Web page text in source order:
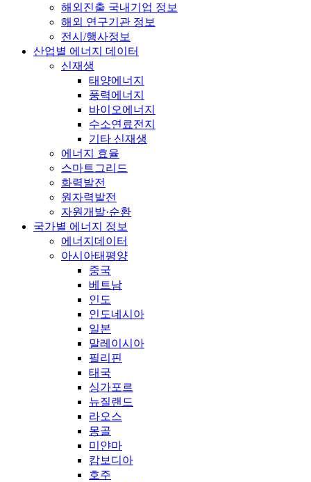
해외진출 국내기업 정보
해외 연구기관 정보
전시/행사정보
산업별 에너지 데이터
신재생
태양에너지
풍력에너지
바이오에너지
수소연료전지
기타 신재생
에너지 효율
스마트그리드
화력발전
원자력발전
자원개발·순환
국가별 에너지 정보
에너지데이터
아시아태평양
중국
베트남
인도
인도네시아
일본
말레이시아
필리핀
태국
싱가포르
뉴질랜드
라오스
몽골
미얀마
캄보디아
호주